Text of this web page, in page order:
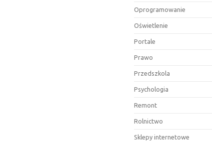
Oprogramowanie
Oświetlenie
Portale
Prawo
Przedszkola
Psychologia
Remont
Rolnictwo
Sklepy internetowe